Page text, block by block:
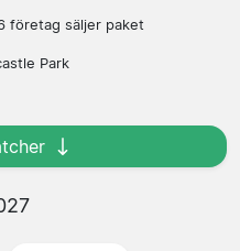
företag säljer paket
Park